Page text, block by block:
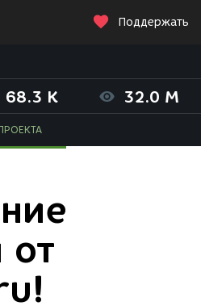
Поддержать
68.3 K 32.0 M
от